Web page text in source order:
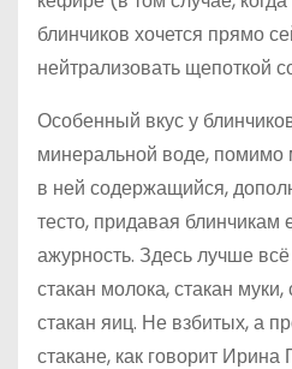
блинчиков хочется прямо
нейтрализовать щепоткой
Особенный вкус у
минеральной воде, помимо
в ней содержащийся,
тесто, придавая
ажурность. Здесь лучше
стакан молока, стакан
стакан яиц. Не взбитых, а
стакане, как говорит Ирина